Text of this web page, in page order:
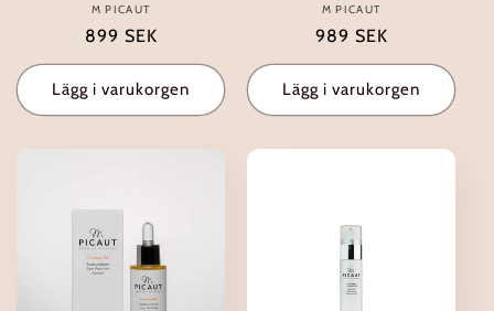
Säljare:
M PICAUT
Ordinarie
pris
899 SEK
Lägg i varukorgen
Säljare:
M PICAUT
Ordinarie
pris
989 SEK
Lägg i varukorgen